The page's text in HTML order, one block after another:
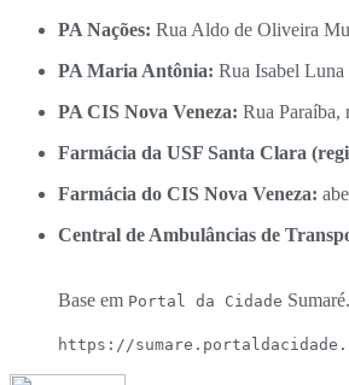
PA Nações: Rua Aldo de Oliveira
PA Maria Antônia: Rua Isabel Luna
PA CIS Nova Veneza: Rua Paraíba,
Farmácia da USF Santa Clara
Farmácia do CIS Nova Veneza:
Central de Ambulâncias de
Base em Portal da Cidade Sumaré.
https://